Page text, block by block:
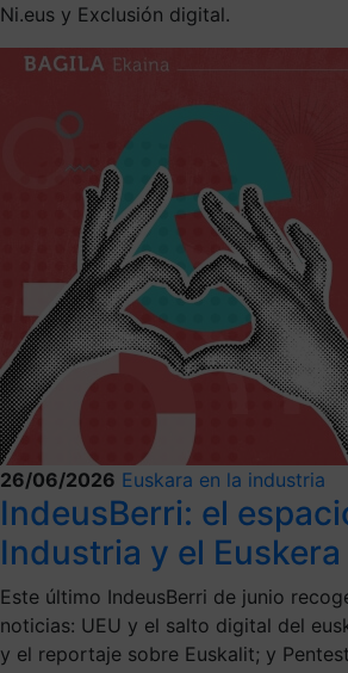
Ni.eus y Exclusión digital.
26/06/2026 Euskara en la industria
IndeusBerri: el
Industria y el Euskera
Este último IndeusBerri de junio
noticias: UEU y el salto digital del
y el reportaje sobre Euskalit; y